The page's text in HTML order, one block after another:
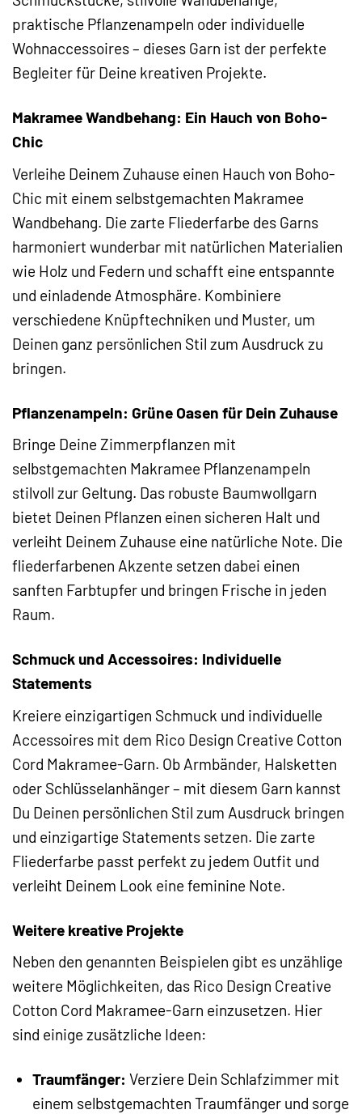
praktische Pflanzenampeln oder individuelle
Wohnaccessoires – dieses Garn ist der perfekte
Begleiter für Deine kreativen Projekte.
Makramee Wandbehang: Ein Hauch von Boho-
Chic
Verleihe Deinem Zuhause einen Hauch von Boho-
Chic mit einem selbstgemachten Makramee
Wandbehang. Die zarte Fliederfarbe des Garns
harmoniert wunderbar mit natürlichen Materialien
wie Holz und Federn und schafft eine entspannte
und einladende Atmosphäre. Kombiniere
verschiedene Knüpftechniken und Muster, um
Deinen ganz persönlichen Stil zum Ausdruck zu
bringen.
Pflanzenampeln: Grüne Oasen für Dein Zuhause
Bringe Deine Zimmerpflanzen mit
selbstgemachten Makramee Pflanzenampeln
stilvoll zur Geltung. Das robuste Baumwollgarn
bietet Deinen Pflanzen einen sicheren Halt und
verleiht Deinem Zuhause eine natürliche Note. Die
fliederfarbenen Akzente setzen dabei einen
sanften Farbtupfer und bringen Frische in jeden
Raum.
Schmuck und Accessoires: Individuelle
Statements
Kreiere einzigartigen Schmuck und individuelle
Accessoires mit dem Rico Design Creative Cotton
Cord Makramee-Garn. Ob Armbänder, Halsketten
oder Schlüsselanhänger – mit diesem Garn kannst
Du Deinen persönlichen Stil zum Ausdruck bringen
und einzigartige Statements setzen. Die zarte
Fliederfarbe passt perfekt zu jedem Outfit und
verleiht Deinem Look eine feminine Note.
Weitere kreative Projekte
Neben den genannten Beispielen gibt es unzählige
weitere Möglichkeiten, das Rico Design Creative
Cotton Cord Makramee-Garn einzusetzen. Hier
sind einige zusätzliche Ideen:
Traumfänger: Verziere Dein Schlafzimmer mit
einem selbstgemachten Traumfänger und sorge